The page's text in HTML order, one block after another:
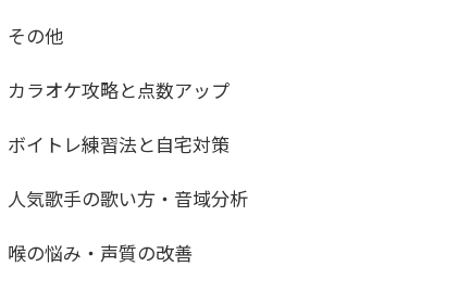
その他
カラオケ攻略と点数アップ
ボイトレ練習法と自宅対策
人気歌手の歌い方・音域分析
喉の悩み・声質の改善